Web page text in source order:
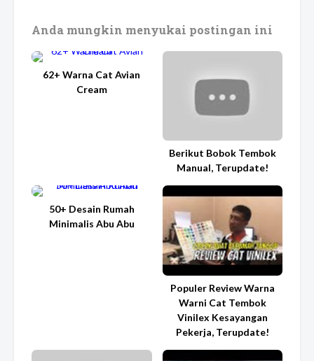
Anda mungkin menyukai postingan ini
62+ Warna Cat Avian
Cream
Berikut Bobok Tembok
Manual, Terupdate!
50+ Desain Rumah
Minimalis Abu Abu
Populer Review Warna
Warni Cat Tembok
Vinilex Kesayangan
Pekerja, Terupdate!